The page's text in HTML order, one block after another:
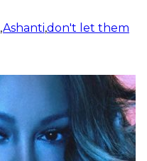
,Ashanti,don't let them